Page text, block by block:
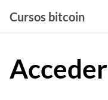
contenido
Cursos bitcoin
Acceder